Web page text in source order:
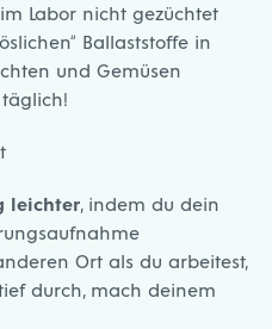
Labor nicht gezüchtet
Ballaststoffe in
und Gemüsen
leichter, indem du dein
Ort als du arbeitest,
durch, mach deinem